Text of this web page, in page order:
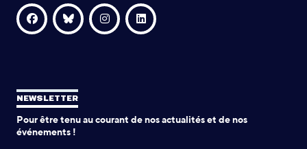
NEWSLETTER
Pour être tenu au courant de nos actualités et de nos
événements !